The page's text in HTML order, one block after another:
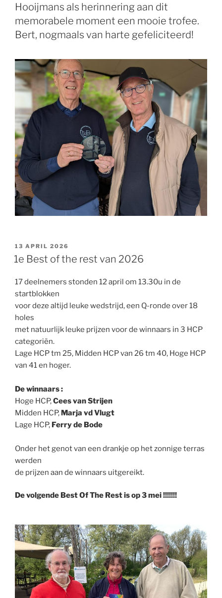
Hooijmans als herinnering aan dit
memorabele moment een mooie trofee.
Bert, nogmaals van harte gefeliciteerd!
GEPLAATST
OP
13 APRIL 2026
1e Best of the rest van 2026
17 deelnemers stonden 12 april om 13.30u in de
startblokken
voor deze altijd leuke wedstrijd, een Q-ronde over 18
holes
met natuurlijk leuke prijzen voor de winnaars in 3 HCP
categoriën.
Lage HCP tm 25, Midden HCP van 26 tm 40, Hoge HCP
van 41 en hoger.
De winnaars :
Hoge HCP,Cees van Strijen
Midden HCP, Marja vd Vlugt
Lage HCP, Ferry de Bode
Onder het genot van een drankje op het zonnige terras
werden
de prijzen aan de winnaars uitgereikt.
De volgende Best Of The Rest is op 3 mei !!!!!!!